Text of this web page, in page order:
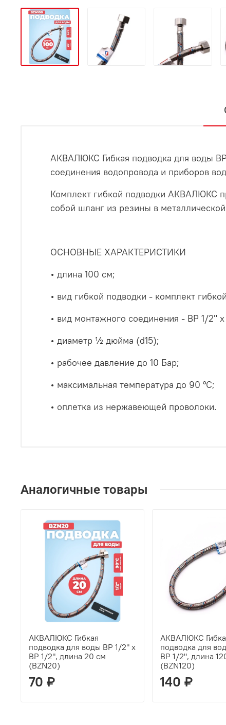
АКВАЛЮКС Гибкая подводка для воды
соединения водопровода и приборов
Комплект гибкой подводки АКВАЛЮКС
собой шланг из резины в
ОСНОВНЫЕ ХАРАКТЕРИСТИКИ
• длина 100 см;
• вид гибкой подводки - комплект
• вид монтажного соединения - ВР 1/2"
• диаметр ½ дюйма (d15);
• рабочее давление до 10 Бар;
• максимальная температура до 90 °С;
• оплетка из нержавеющей проволоки.
Аналогичные товары
АКВАЛЮКС Гибкая
подводка для воды ВР 1/2" х
ВР 1/2", длина 20 см
(BZN20)
70 ₽
АКВАЛЮКС
подводка для
ВР 1/2", длина
(BZN120)
140 ₽